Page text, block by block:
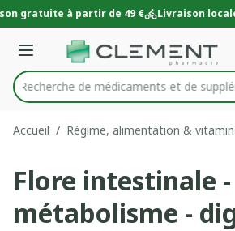
Aller au contenu
1 de 1
gratuite à partir de 49 € Livraison
Menu
Rechercher
Recherche de médi
Accueil / Régime, alimentation &
Flore intestinale -
métabolisme -